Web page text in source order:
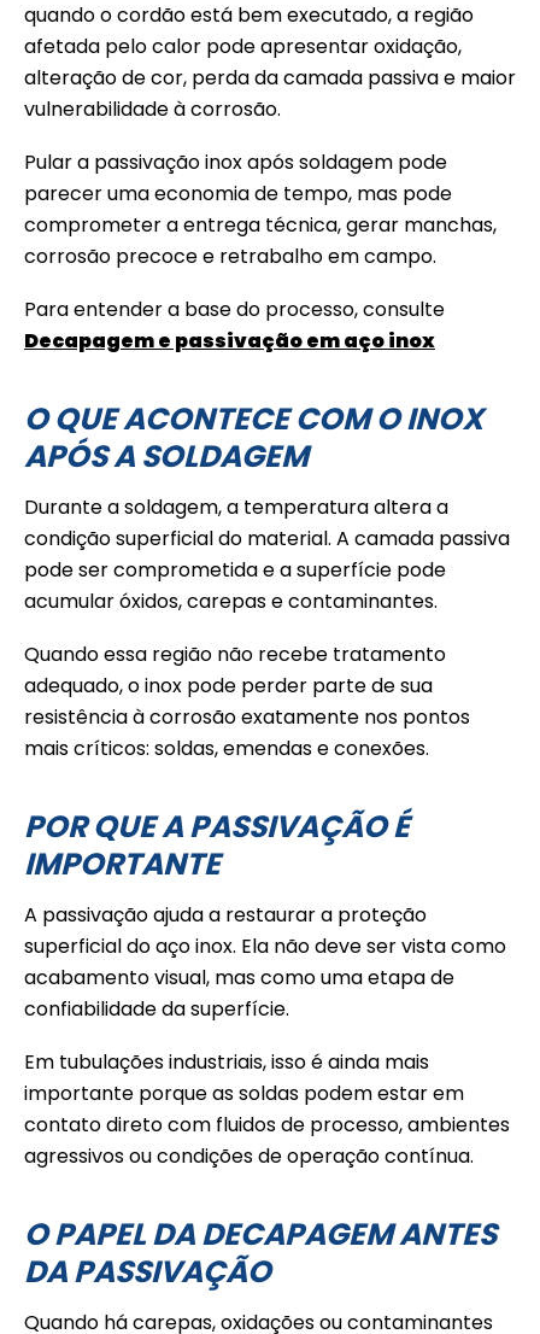
quando o cordão está bem executado, a região
afetada pelo calor pode apresentar oxidação,
alteração de cor, perda da camada passiva e maior
vulnerabilidade à corrosão.
Pular a passivação inox após soldagem pode
parecer uma economia de tempo, mas pode
comprometer a entrega técnica, gerar manchas,
corrosão precoce e retrabalho em campo.
Para entender a base do processo, consulte
Decapagem e passivação em aço inox
O QUE ACONTECE COM O INOX
APÓS A SOLDAGEM
Durante a soldagem, a temperatura altera a
condição superficial do material. A camada passiva
pode ser comprometida e a superfície pode
acumular óxidos, carepas e contaminantes.
Quando essa região não recebe tratamento
adequado, o inox pode perder parte de sua
resistência à corrosão exatamente nos pontos
mais críticos: soldas, emendas e conexões.
POR QUE A PASSIVAÇÃO É
IMPORTANTE
A passivação ajuda a restaurar a proteção
superficial do aço inox. Ela não deve ser vista como
acabamento visual, mas como uma etapa de
confiabilidade da superfície.
Em tubulações industriais, isso é ainda mais
importante porque as soldas podem estar em
contato direto com fluidos de processo, ambientes
agressivos ou condições de operação contínua.
O PAPEL DA DECAPAGEM ANTES
DA PASSIVAÇÃO
Quando há carepas, oxidações ou contaminantes